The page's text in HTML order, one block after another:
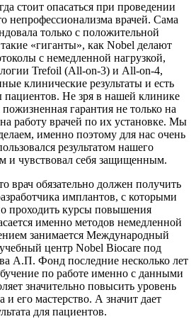
стоит опасаться при проведении
непрофессионализма врачей. Сама
только с положительной
«гиганты», как Nobel делают
с немедленной нагрузкой,
Trefoil (All-on-3) и All-on-4,
клинические результаты и есть
пациентов. Не зря в нашей клинике
гарантия не только на
работу врачей по их установке. Мы
именно поэтому для нас очень
результатом нашего
и чувствовал себя защищенным.
врач обязательно должен получить
имплантов, с которыми
проходить курсы повышения
именно методов немедленной
занимается Международный
центр Nobel Biocare под
А.П. Фонд последние несколько лет
по работе именно с данными
значительно повысить уровень
и его мастерство. А значит дает
для пациентов.